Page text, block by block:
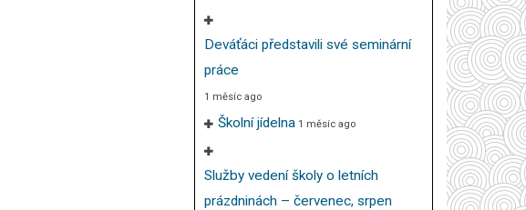
Deváťáci představili své seminární
práce
1 měsíc ago
Školní jídelna 1 měsíc ago
Služby vedení školy o letních
prázdninách – červenec, srpen